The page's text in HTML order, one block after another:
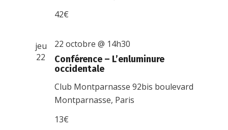
42€
jeu
22
Conférence – L’enluminure
occidentale
22 octobre @ 14h30
Club Montparnasse92bis boulevard
Montparnasse, Paris
13€